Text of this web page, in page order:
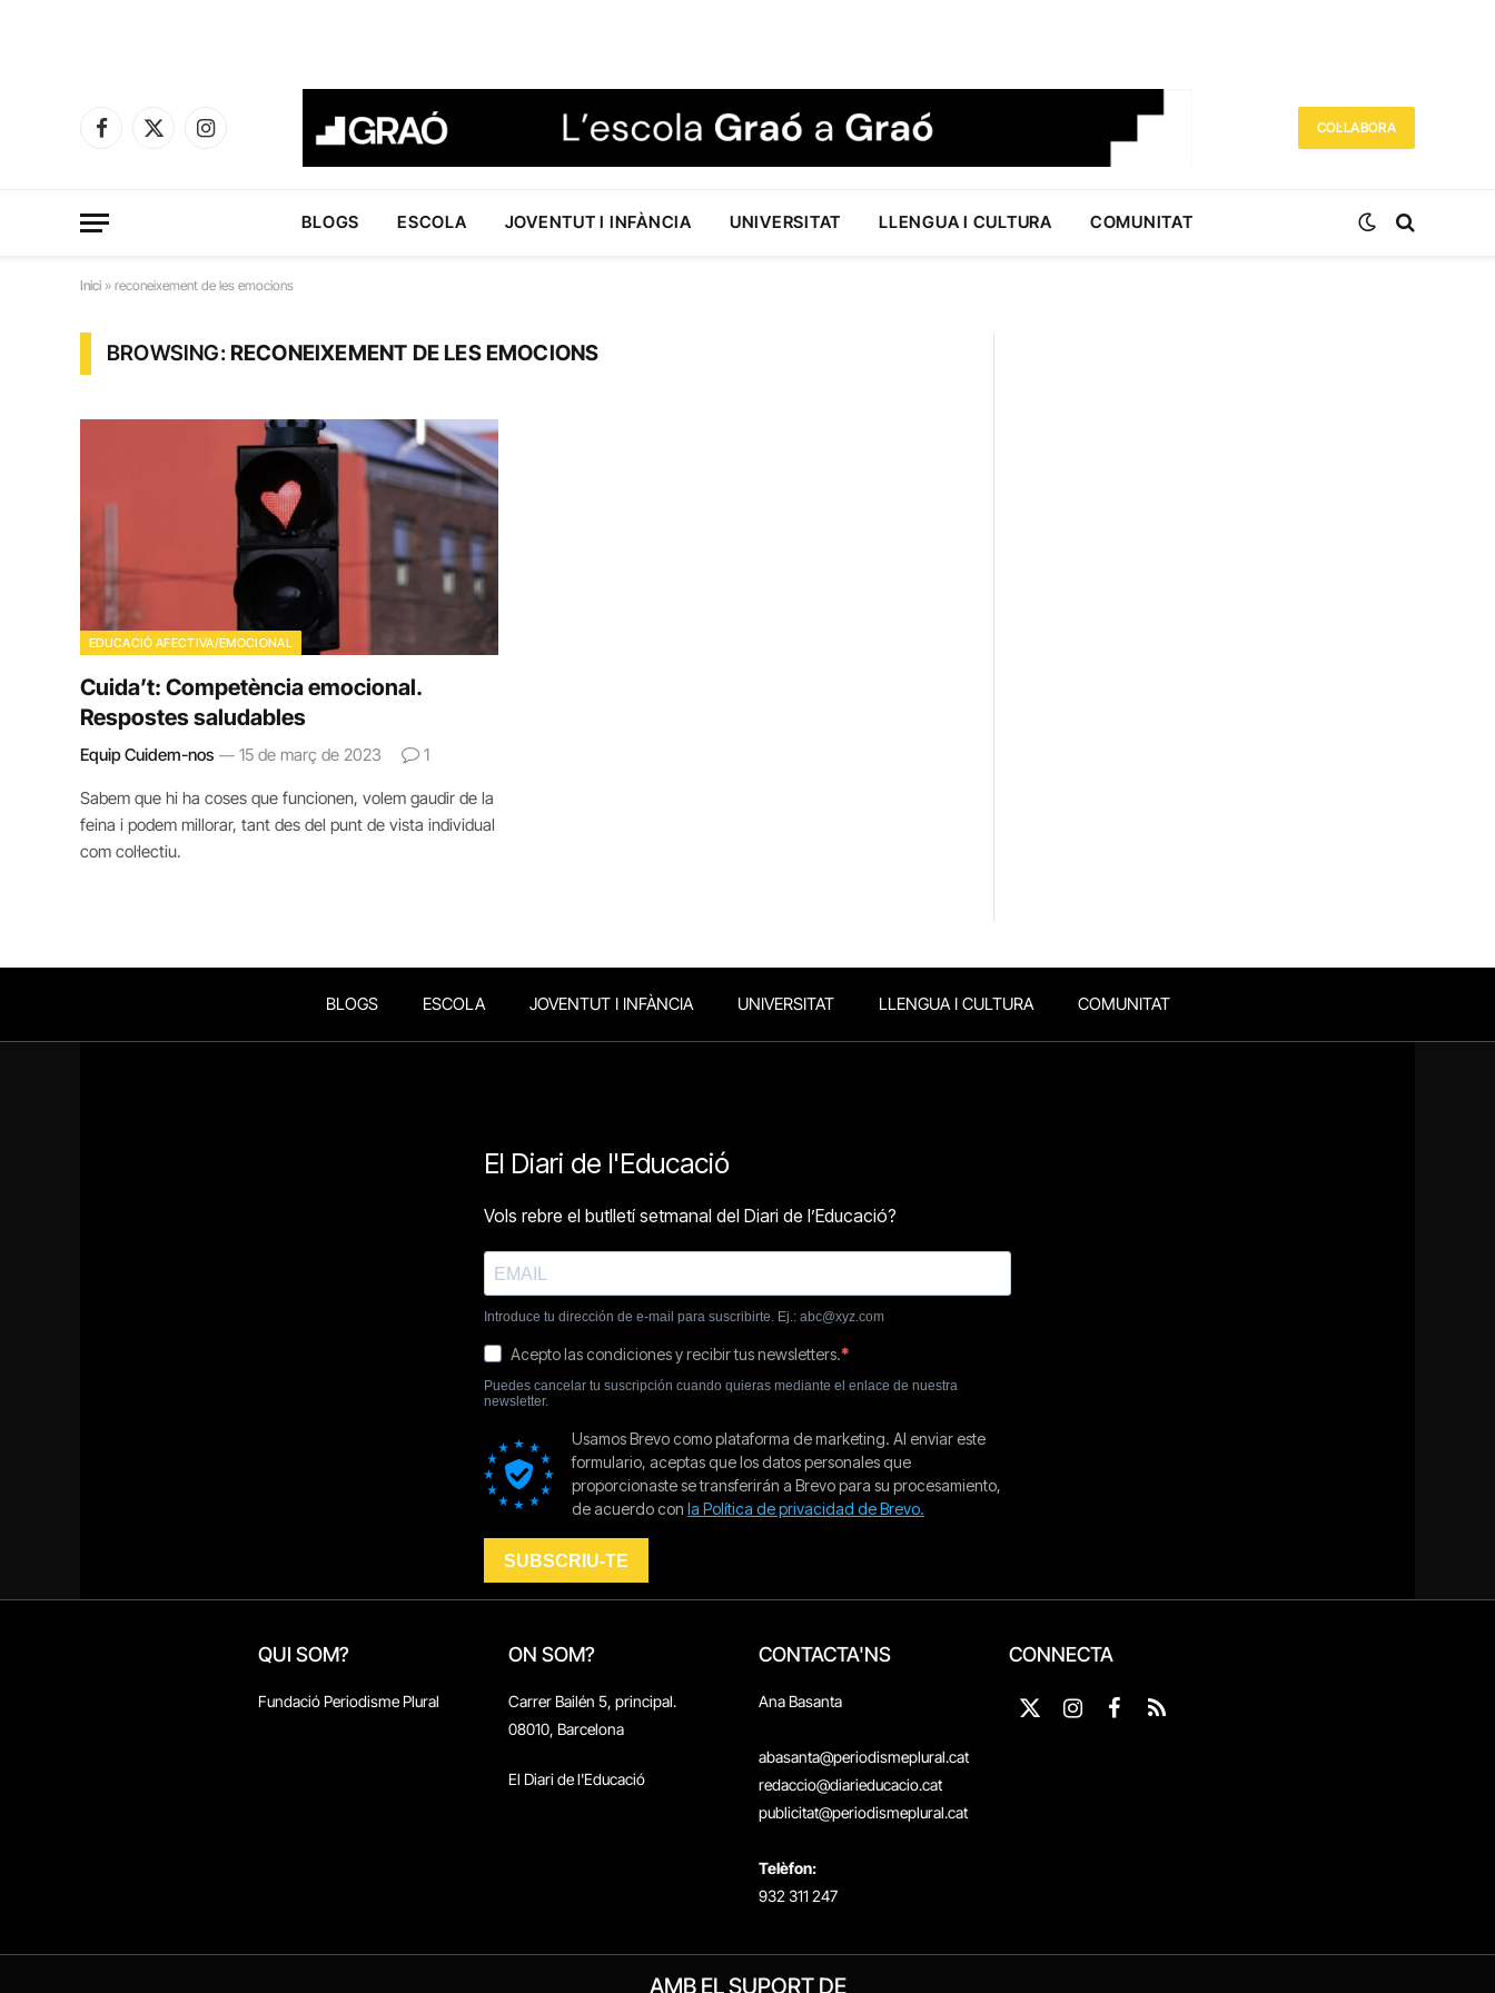
Facebook
X
Instagram
COL·LABORA
BLOGS ESCOLA JOVENTUT I INFÀNCIA UNIVERSITAT LLENGUA I CULTURA COMUNITAT
Inici » reconeixement de les emocions
BROWSING:RECONEIXEMENT DE LES EMOCIONS
EDUCACIÓ AFECTIVA/EMOCIONAL
Cuida’t: Competència emocional.
Respostes saludables
Equip Cuidem-nos 15 de març de 2023 1
Sabem que hi ha coses que funcionen, volem gaudir de la
feina i podem millorar, tant des del punt de vista individual
com col·lectiu.
BLOGS ESCOLA JOVENTUT I INFÀNCIA UNIVERSITAT LLENGUA I CULTURA COMUNITAT
QUI SOM?
Fundació Periodisme Plural
ON SOM?
Carrer Bailén 5, principal.
08010, Barcelona
El Diari de l'Educació
CONTACTA'NS
Ana Basanta
abasanta@periodismeplural.cat
redaccio@diarieducacio.cat
publicitat@periodismeplural.cat
Telèfon:
932 311 247
CONNECTA
X
InstagramFacebook
RSS
AMB EL SUPORT DE